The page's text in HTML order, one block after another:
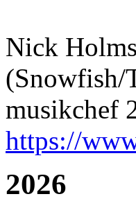
Nick
(Snowfish/
musikchef
https://
2026